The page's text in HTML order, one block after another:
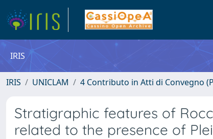
IRIS
IRIS UNICLAM 4 Contributo in Atti di Convegno
Stratigraphic features of
related to the presence of